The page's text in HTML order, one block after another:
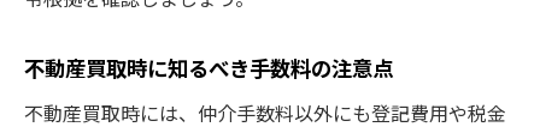
不動産買取時に知るべき手数料の注意点
不動産買取時には、仲介手数料以外にも登記費用や税金